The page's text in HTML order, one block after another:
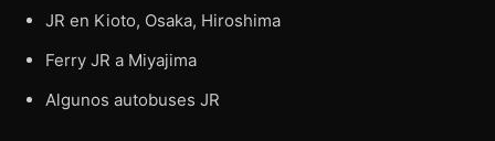
JR en Kioto, Osaka, Hiroshima
Ferry JR a Miyajima
Algunos autobuses JR